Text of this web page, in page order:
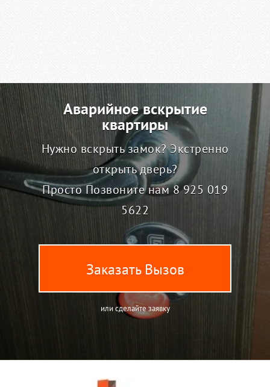
Аварийное вскрытие
квартиры
Нужно вскрыть замок? Экстренно
открыть дверь?
Просто Позвоните нам8 925 019
5622
Заказать Вызов
или сделайте заявку